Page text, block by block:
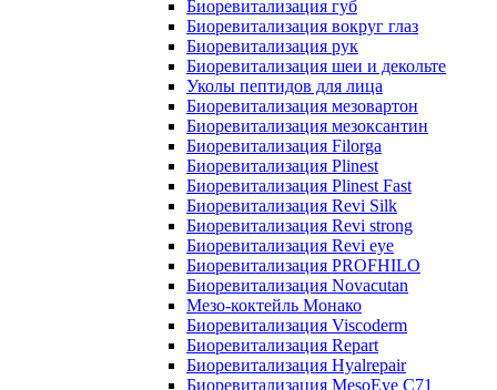
Биоревитализация губ
Биоревитализация вокруг глаз
Биоревитализация рук
Биоревитализация шеи и декольте
Уколы пептидов для лица
Биоревитализация мезовартон
Биоревитализация мезоксантин
Биоревитализация Filorga
Биоревитализация Plinest
Биоревитализация Plinest Fast
Биоревитализация Revi Silk
Биоревитализация Revi strong
Биоревитализация Revi eye
Биоревитализация PROFHILO
Биоревитализация Novacutan
Мезо-коктейль Монако
Биоревитализация Viscoderm
Биоревитализация Repart
Биоревитализация Hyalrepair
Биоревитализация MesoEye C71